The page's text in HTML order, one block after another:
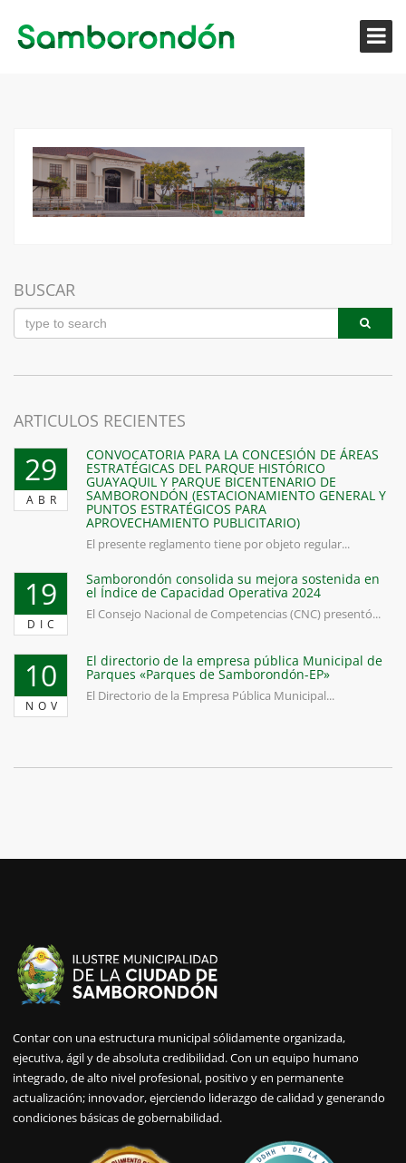
BUSCAR
ARTICULOS RECIENTES
29
ABR
CONVOCATORIA PARA LA CONCESIÓN DE ÁREAS
ESTRATÉGICAS DEL PARQUE HISTÓRICO
GUAYAQUIL Y PARQUE BICENTENARIO DE
SAMBORONDÓN (ESTACIONAMIENTO GENERAL Y
PUNTOS ESTRATÉGICOS PARA
APROVECHAMIENTO PUBLICITARIO)
El presente reglamento tiene por objeto regular...
19
DIC
Samborondón consolida su mejora sostenida en
el Índice de Capacidad Operativa 2024
El Consejo Nacional de Competencias (CNC) presentó...
10
NOV
El directorio de la empresa pública Municipal de
Parques «Parques de Samborondón-EP»
El Directorio de la Empresa Pública Municipal...
Contar con una estructura municipal sólidamente organizada,
ejecutiva, ágil y de absoluta credibilidad. Con un equipo humano
integrado, de alto nivel profesional, positivo y en permanente
actualización; innovador, ejerciendo liderazgo de calidad y generando
condiciones básicas de gobernabilidad.